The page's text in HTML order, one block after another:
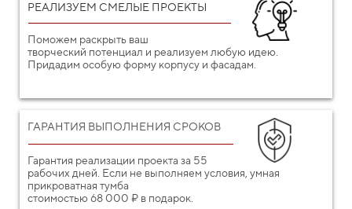
РЕАЛИЗУЕМ СМЕЛЫЕ ПРОЕКТЫ
Поможем раскрыть ваш
творческий потенциал и реализуем любую идею.
Придадим особую форму корпусу и фасадам.
ГАРАНТИЯ ВЫПОЛНЕНИЯ СРОКОВ
Гарантия реализации проекта за 55
рабочих дней. Если не выполняем условия, умная
прикроватная тумба
стоимостью 68 000 ₽ в подарок.